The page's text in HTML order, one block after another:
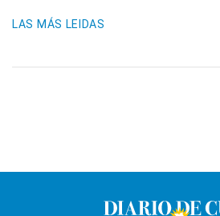
LAS MÁS LEIDAS